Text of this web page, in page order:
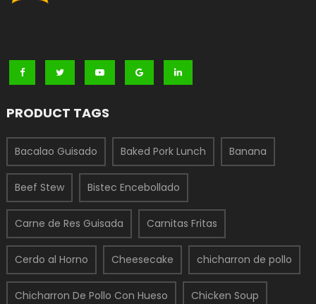
PRODUCT TAGS
Bacalao Guisado Baked Pork Lunch Banana
Beef Stew Bistec Encebollado
Carne de Res Guisada Carnitas Fritas
Cerdo al Horno Cheesecake chicharron de pollo
Chicharron De Pollo Con Hueso Chicken Soup